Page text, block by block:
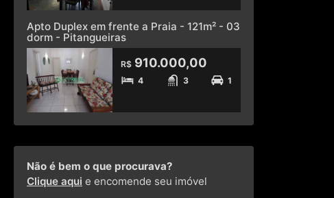
Apto Duplex em frente a Praia - 121m² - 03
dorm - Pitangueiras
R$910.000,00
4 3 1
Não é bem o que procurava?
Clique aqui e encomende seu imóvel